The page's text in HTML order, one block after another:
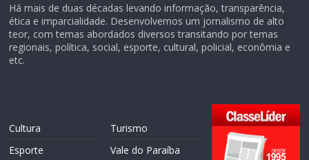
Há mais de duas décadas levando informação, transparência,
ética e imparcialidade. Desenvolvemos um jornalismo de alto
teor, com temas abordados diversos transitando por temas
regionais, política, social, esporte, cultural, policial, econômia e
etc.
Cultura
Esporte
Turismo
Vale do Paraíba